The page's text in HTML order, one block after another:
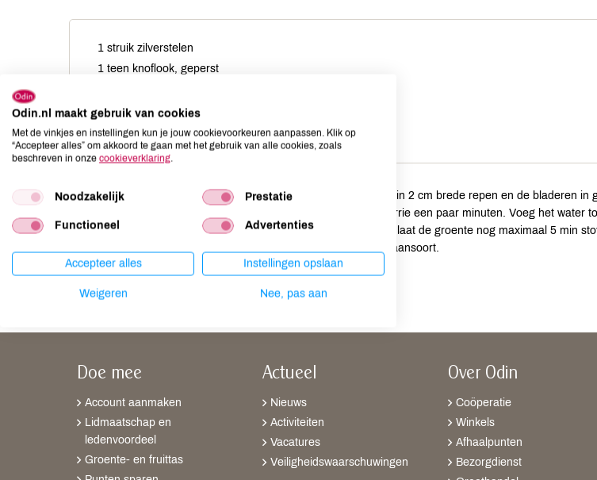
1 struik zilverstelen
1 teen knoflook, geperst
1 tl kerriepoeder
een scheutje water
Was de zilversteelbladeren in hun geheel. Snijd de witte stengels in 2 cm brede repen en de bladeren in
Verwarm de olie en roerbak de witte stengels met knoflook en kerrie een paar minuten. Voeg het water
groente 5 min zacht koken. Voeg dan de groene bladeren toe en laat de groente nog maximaal 5 min
het gerecht met aardappelpuree, rijst of een andere gekookte graansoort.
Doe mee
Account aanmaken
Lidmaatschap en
ledenvoordeel
Groente- en fruittas
Actueel
Nieuws
Activiteiten
Vacatures
Veiligheidswaarschuwingen
Over Odin
Coöperatie
Winkels
Afhaalpunten
Bezorgdienst
Odin.nl maakt gebruik van cookies
Met de vinkjes en instellingen kun je jouw cookievoorkeuren aanpassen. Klik op
“Accepteer alles” om akkoord te gaan met het gebruik van alle cookies, zoals
beschreven in onze cookieverklaring.
Noodzakelijk Prestatie
Functioneel Advertenties
Accepteer alles Instellingen opslaan
Weigeren Nee, pas aan